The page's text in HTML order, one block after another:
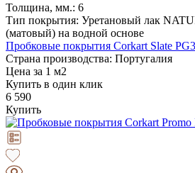
Толщина, мм.: 6
Тип покрытия: Уретановый лак
(матовый) на водной основе
Пробковые покрытия Corkart Slate
Страна производства: Португалия
Цена за 1 м2
Купить в один клик
6 590
Купить